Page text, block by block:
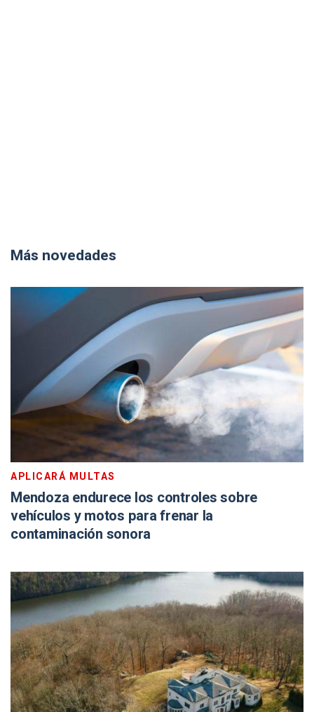
Más novedades
APLICARÁ MULTAS
Mendoza endurece los controles sobre
vehículos y motos para frenar la
contaminación sonora